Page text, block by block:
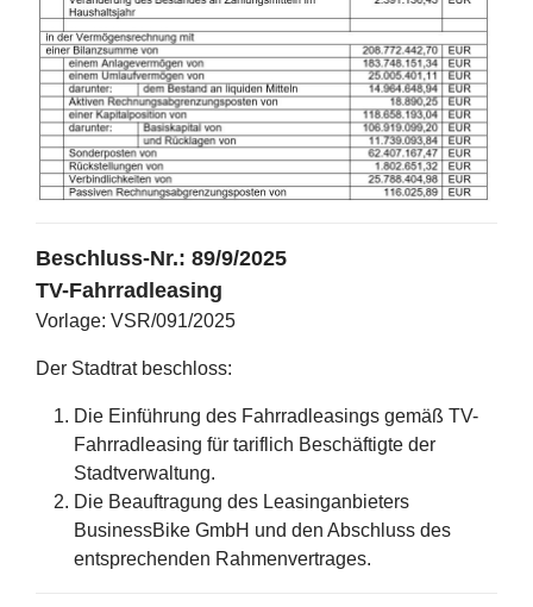
Beschluss-Nr.: 89/9/2025
TV-Fahrradleasing
Vorlage: VSR/091/2025
Der Stadtrat beschloss:
Die Einführung des Fahrradleasings gemäß TV-
Fahrradleasing für tariflich Beschäftigte der
Stadtverwaltung.
Die Beauftragung des Leasinganbieters
BusinessBike GmbH und den Abschluss des
entsprechenden Rahmenvertrages.